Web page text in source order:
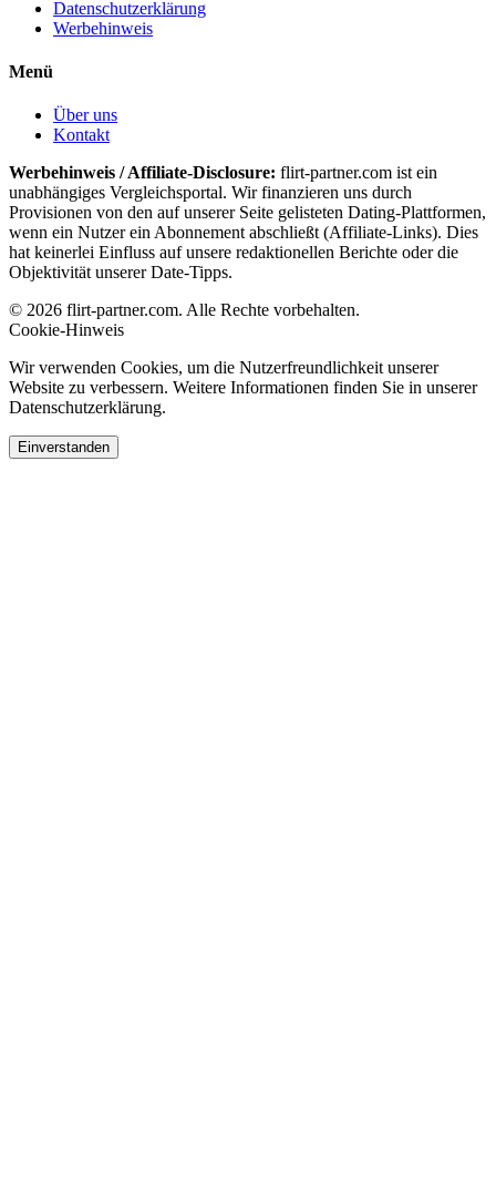
Datenschutzerklärung
Werbehinweis
Menü
Über uns
Kontakt
Werbehinweis / Affiliate-Disclosure: flirt-partner.com ist ein
unabhängiges Vergleichsportal. Wir finanzieren uns durch
Provisionen von den auf unserer Seite gelisteten Dating-Plattformen,
wenn ein Nutzer ein Abonnement abschließt (Affiliate-Links). Dies
hat keinerlei Einfluss auf unsere redaktionellen Berichte oder die
Objektivität unserer Date-Tipps.
© 2026 flirt-partner.com. Alle Rechte vorbehalten.
Cookie-Hinweis
Wir verwenden Cookies, um die Nutzerfreundlichkeit unserer
Website zu verbessern. Weitere Informationen finden Sie in unserer
Datenschutzerklärung.
Einverstanden